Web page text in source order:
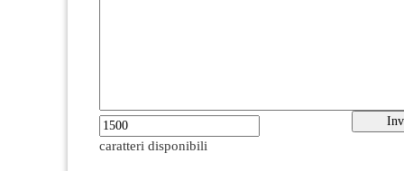
caratteri disponibili